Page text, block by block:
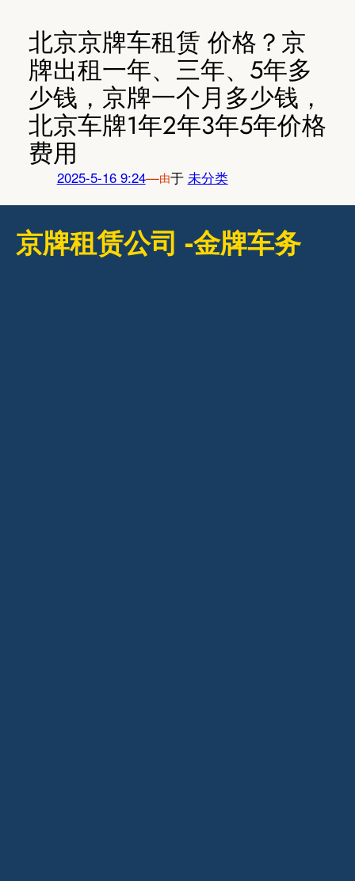
北京京牌车租赁 价格？京
牌出租一年、三年、5年多
少钱，京牌一个月多少钱，
北京车牌1年2年3年5年价格
费用
2025-5-16 9:24—由于 未分类
京牌租赁公司 -金牌车务